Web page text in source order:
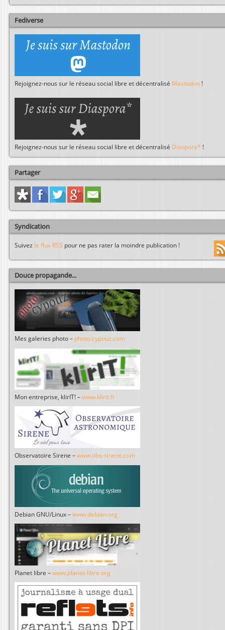
rFediverse
Rejoignez-nous sur le réseau social libre et décentralisé Mastodon !
Rejoignez-nous sur le réseau social libre et décentralisé Diaspora* !
Partager
Syndication
Suivez le flux RSS pour ne pas rater la moindre publication !
Douce propagande...
Mes galeries photo – photo.cypouz.com
Mon entreprise, klirIT! – www.klirit.fr
Observatoire Sirene – www.obs-sirene.com
Debian GNU/Linux – www.debian.org
Planet libre – www.planet-libre.org